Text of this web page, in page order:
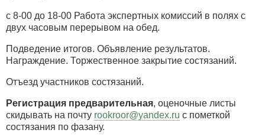
с 8-00 до 18-00 Работа экспертных комиссий в полях с
двух часовым перерывом на обед.
Подведение итогов. Объявление результатов.
Награждение. Торжественное закрытие состязаний.
Отъезд участников состязаний.
Регистрация предварительная, оценочные листы
скидывать на почту rookroor@yandex.ru c пометкой
состязания по фазану.